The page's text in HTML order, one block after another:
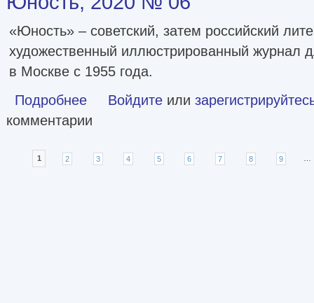
«Юность» – советский, затем российский
художественный иллюстрированный журнал
в Москве с 1955 года.
Подробнее о Юность, 2020 № 06
Войдите или
комментарии
Страницы
1 2 3 4 5 6 7 8 9 …